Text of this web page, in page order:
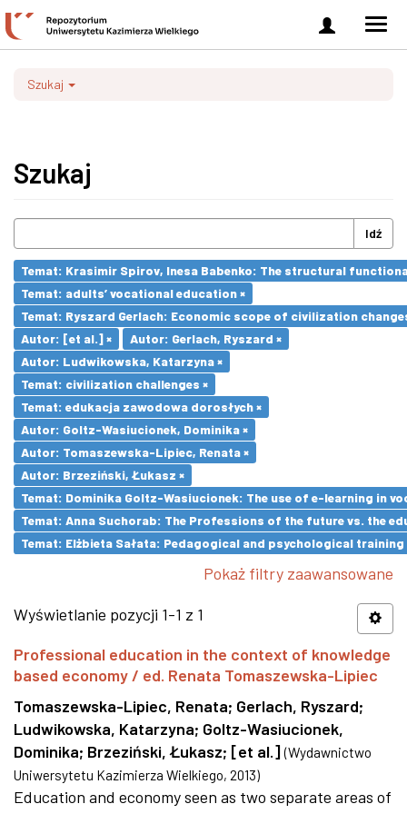
Zaloguj
się
Szukaj
Szukaj
Idź
Temat: Krasimir Spirov, Inesa Babenko: The structural
Temat: adults’ vocational education ×
Temat: Ryszard Gerlach: Economic scope of civilization
Autor: [et al.] ×
Autor: Gerlach, Ryszard ×
Autor: Ludwikowska, Katarzyna ×
Temat: civilization challenges ×
Temat: edukacja zawodowa dorosłych ×
Autor: Goltz-Wasiucionek, Dominika ×
Autor: Tomaszewska-Lipiec, Renata ×
Autor: Brzeziński, Łukasz ×
Temat: Dominika Goltz-Wasiucionek: The use of e-learning in
Temat: Anna Suchorab: The Professions of the future vs. the
Temat: Elżbieta Sałata: Pedagogical and psychological
Pokaż filtry zaawansowane
Wyświetlanie pozycji 1-1 z 1
Professional education in the context of knowledge
based economy / ed. Renata Tomaszewska-Lipiec
Tomaszewska-Lipiec, Renata; Gerlach, Ryszard;
Ludwikowska, Katarzyna; Goltz-Wasiucionek,
Dominika; Brzeziński, Łukasz; [et al.] (Wydawnictwo
Uniwersytetu Kazimierza Wielkiego, 2013)
Education and economy seen as two separate areas of